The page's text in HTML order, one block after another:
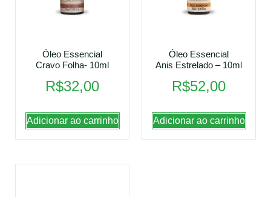
Óleo Essencial
Cravo Folha- 10ml
R$32,00
Adicionar ao carrinho
Óleo Essencial
Anis Estrelado – 10ml
R$52,00
Adicionar ao carrinho